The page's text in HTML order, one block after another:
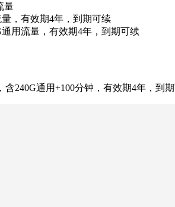
量
，有效期4年，到期可续
用流量，有效期4年，到期可续
240G通用+100分钟，有效期4年，到